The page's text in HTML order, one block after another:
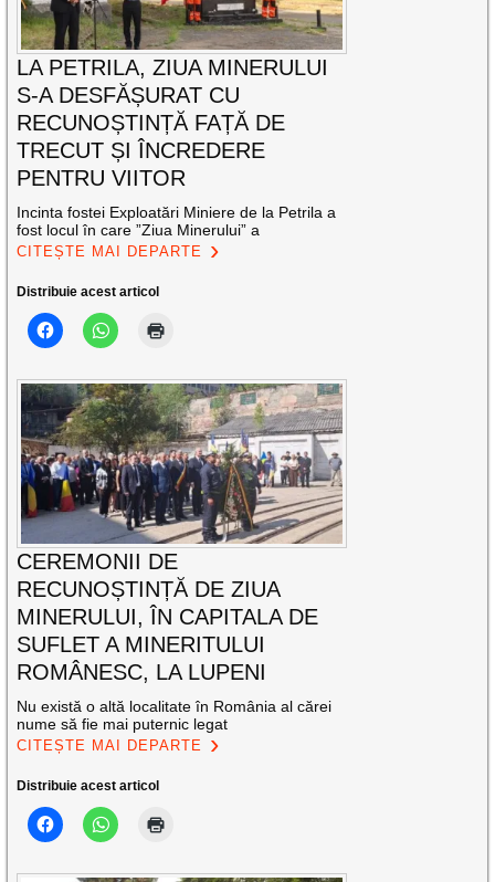
LA PETRILA, ZIUA MINERULUI
S-A DESFĂȘURAT CU
RECUNOȘTINȚĂ FAȚĂ DE
TRECUT ȘI ÎNCREDERE
PENTRU VIITOR
Incinta fostei Exploatări Miniere de la Petrila a
fost locul în care ”Ziua Minerului” a
CITEȘTE MAI DEPARTE
Distribuie acest articol
CEREMONII DE
RECUNOȘTINȚĂ DE ZIUA
MINERULUI, ÎN CAPITALA DE
SUFLET A MINERITULUI
ROMÂNESC, LA LUPENI
Nu există o altă localitate în România al cărei
nume să fie mai puternic legat
CITEȘTE MAI DEPARTE
Distribuie acest articol